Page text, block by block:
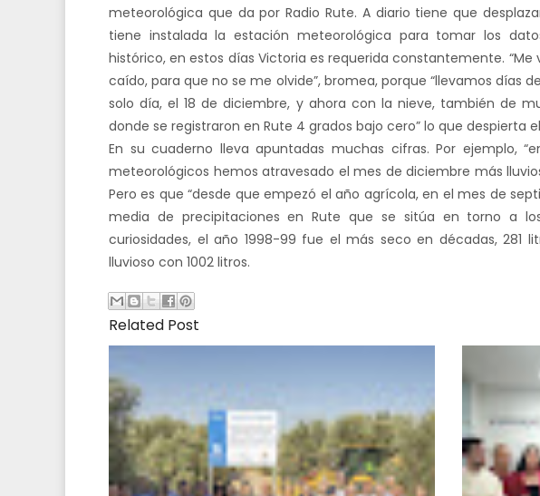
meteorológica que da por Radio Rute. A diario tiene que
tiene instalada la estación meteorológica para tomar los
histórico, en estos días Victoria es requerida constantemente.
caído, para que no se me olvide”, bromea, porque “llevamos días
solo día, el 18 de diciembre, y ahora con la nieve, también de
donde se registraron en Rute 4 grados bajo cero” lo que despierta
En su cuaderno lleva apuntadas muchas cifras. Por ejemplo,
meteorológicos hemos atravesado el mes de diciembre más
Pero es que “desde que empezó el año agrícola, en el mes de
media de precipitaciones en Rute que se sitúa en torno a
curiosidades, el año 1998-99 fue el más seco en décadas, 281
lluvioso con 1002 litros.
Related Post